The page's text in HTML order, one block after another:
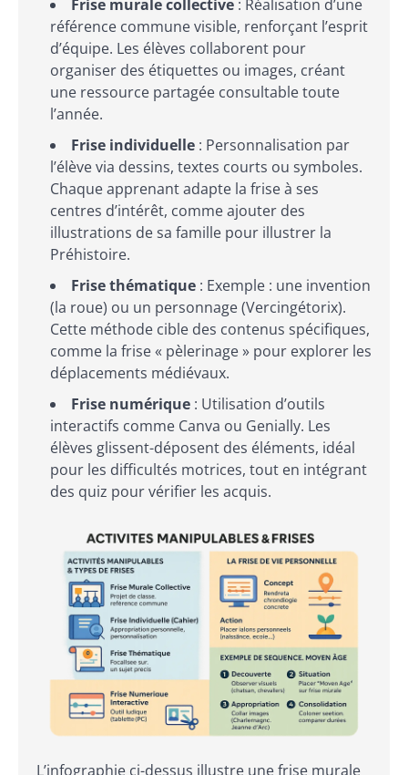
Frise murale collective : Réalisation d’une
référence commune visible, renforçant l’esprit
d’équipe. Les élèves collaborent pour
organiser des étiquettes ou images, créant
une ressource partagée consultable toute
l’année.
Frise individuelle : Personnalisation par
l’élève via dessins, textes courts ou symboles.
Chaque apprenant adapte la frise à ses
centres d’intérêt, comme ajouter des
illustrations de sa famille pour illustrer la
Préhistoire.
Frise thématique : Exemple : une invention
(la roue) ou un personnage (Vercingétorix).
Cette méthode cible des contenus spécifiques,
comme la frise « pèlerinage » pour explorer les
déplacements médiévaux.
Frise numérique : Utilisation d’outils
interactifs comme Canva ou Genially. Les
élèves glissent-déposent des éléments, idéal
pour les difficultés motrices, tout en intégrant
des quiz pour vérifier les acquis.
L’infographie ci-dessus illustre une frise murale